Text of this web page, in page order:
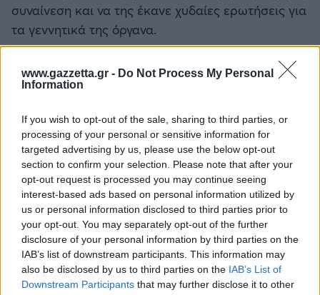
www.gazzetta.gr - Do Not Process My Personal
Information
If you wish to opt-out of the sale, sharing to third parties, or
processing of your personal or sensitive information for
targeted advertising by us, please use the below opt-out
section to confirm your selection. Please note that after your
opt-out request is processed you may continue seeing
interest-based ads based on personal information utilized by
us or personal information disclosed to third parties prior to
your opt-out. You may separately opt-out of the further
disclosure of your personal information by third parties on the
IAB’s list of downstream participants. This information may
also be disclosed by us to third parties on the IAB’s List of
Downstream Participants that may further disclose it to other
συναίνεση και να της έκανε χυδαίες ερωτήσεις για
τα γεννητικά της όργανα.
δημιουργίας μουσικού υλικού, ο West
γεννητικά όργανα και στη συνέχεια αποκοιμήθηκε
ενώ της μιλούσε.